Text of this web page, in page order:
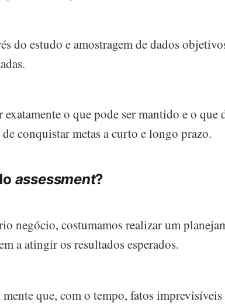
do estudo e amostragem de dados
exatamente o que pode ser mantido e o que
conquistar metas a curto e longo prazo.
assessment?
negócio, costumamos realizar um
a atingir os resultados esperados.
que, com o tempo, fatos imprevisíveis